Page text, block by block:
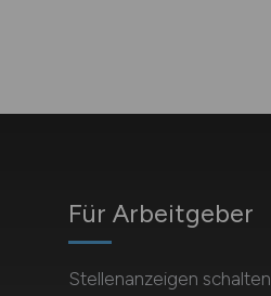
Für Arbeitgeber
Stellenanzeigen schalten